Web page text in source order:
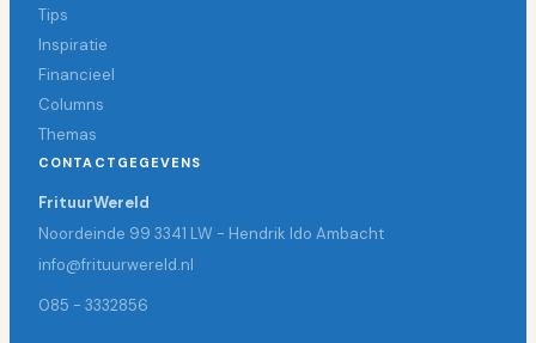
Tips
Inspiratie
Financieel
Columns
Themas
CONTACTGEGEVENS
FrituurWereld
Noordeinde 99 3341 LW - Hendrik Ido Ambacht
info@frituurwereld.nl
085 - 3332856